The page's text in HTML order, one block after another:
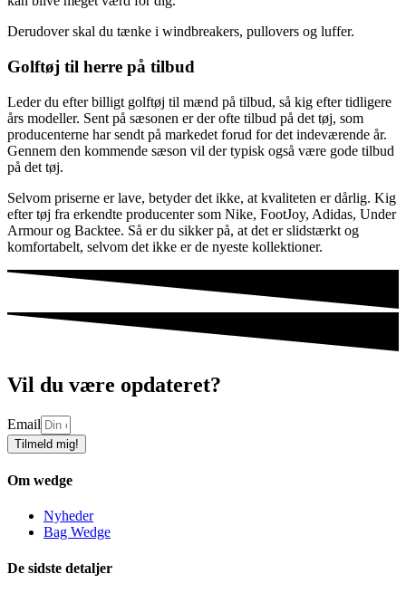
Derudover skal du tænke i windbreakers, pullovers og luffer.
Golftøj til herre på tilbud
Leder du efter billigt golftøj til mænd på tilbud, så kig efter tidligere
års modeller. Sent på sæsonen er der ofte tilbud på det tøj, som
producenterne har sendt på markedet forud for det indeværende år.
Gennem den kommende sæson vil der typisk også være gode tilbud
på det tøj.
Selvom priserne er lave, betyder det ikke, at kvaliteten er dårlig. Kig
efter tøj fra erkendte producenter som Nike, FootJoy, Adidas, Under
Armour og Backtee. Så er du sikker på, at det er slidstærkt og
komfortabelt, selvom det ikke er de nyeste kollektioner.
Vil du være opdateret?
Email
Tilmeld mig!
Om wedge
Nyheder
Bag Wedge
De sidste detaljer